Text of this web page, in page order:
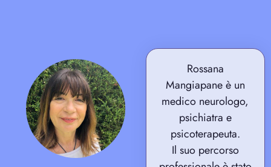
Rossana
Mangiapane è un
medico neurologo,
psichiatra e
psicoterapeuta.
Il suo percorso